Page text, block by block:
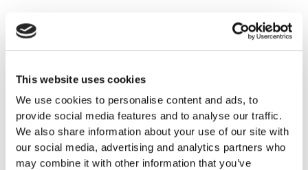
This website uses cookies
We use cookies to personalise content and ads, to
provide social media features and to analyse our traffic.
We also share information about your use of our site with
our social media, advertising and analytics partners who
may combine it with other information that you’ve